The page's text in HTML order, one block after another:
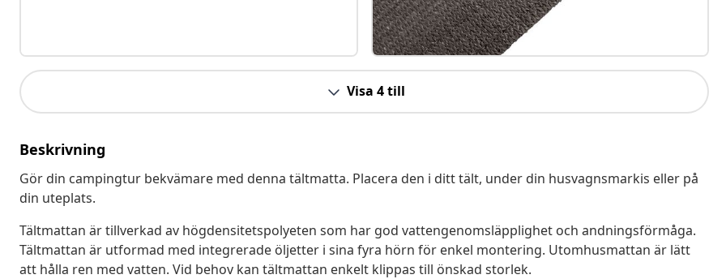
Visa 4 till
Beskrivning
Gör din campingtur bekvämare med denna tältmatta. Placera den i ditt tält, under din husvagnsmarkis eller på
din uteplats.
Tältmattan är tillverkad av högdensitetspolyeten som har god vattengenomsläpplighet och andningsförmåga.
Tältmattan är utformad med integrerade öljetter i sina fyra hörn för enkel montering. Utomhusmattan är lätt
att hålla ren med vatten. Vid behov kan tältmattan enkelt klippas till önskad storlek.